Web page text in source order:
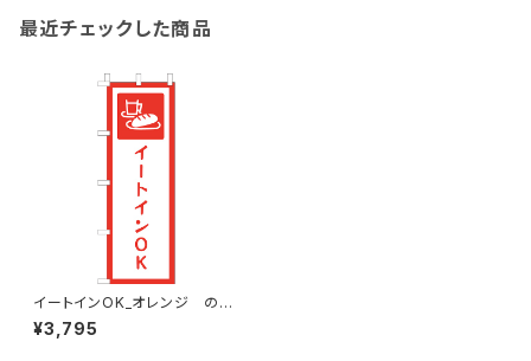
最近チェックした商品
イートインOK_オレンジ のぼ
り旗
¥3,795